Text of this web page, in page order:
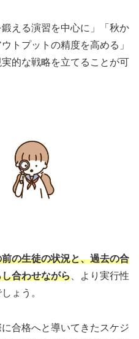
える演習を中心に」「秋か
トプットの精度を高める」
的な戦略を立てることが可
の生徒の状況と、過去の合
合わせながら、より実行性
ょう。
合格へと導いてきたスケジ